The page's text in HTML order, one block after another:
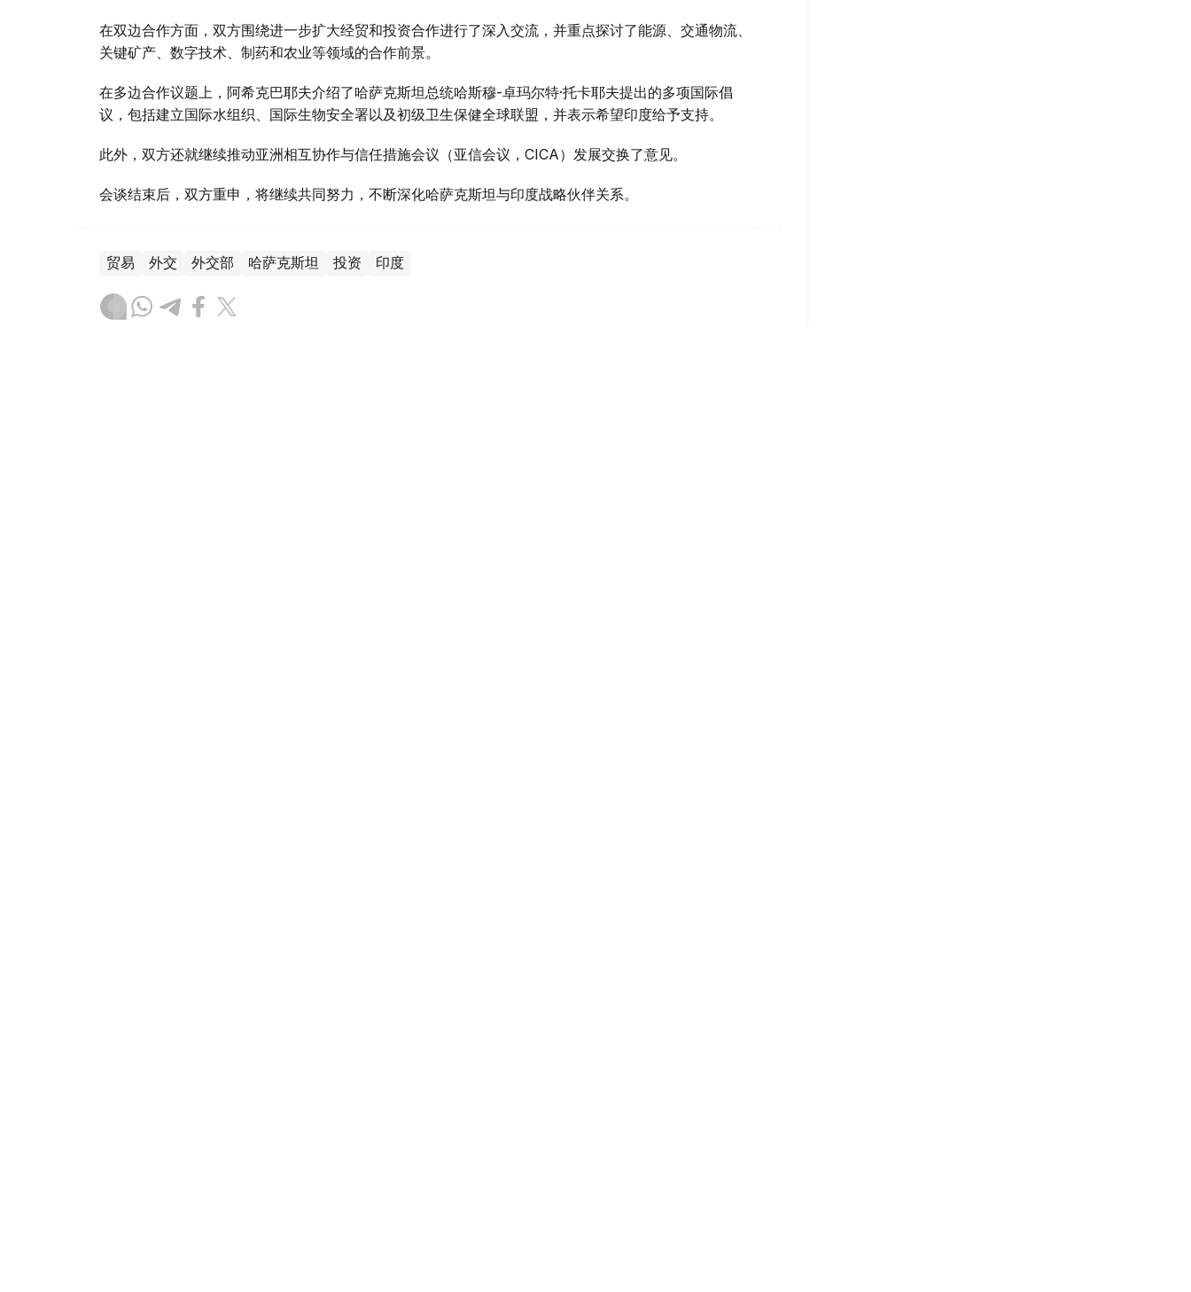
在双边合作方面，双方围绕进一步扩大经贸和投资合作进行了深入交流，并重点探讨了能源、交通物流、
关键矿产、数字技术、制药和农业等领域的合作前景。
在多边合作议题上，阿希克巴耶夫介绍了哈萨克斯坦总统哈斯穆-卓玛尔特·托卡耶夫提出的多项国际倡
议，包括建立国际水组织、国际生物安全署以及初级卫生保健全球联盟，并表示希望印度给予支持。
此外，双方还就继续推动亚洲相互协作与信任措施会议（亚信会议，CICA）发展交换了意见。
会谈结束后，双方重申，将继续共同努力，不断深化哈萨克斯坦与印度战略伙伴关系。
贸易 外交 外交部 哈萨克斯坦 投资 印度